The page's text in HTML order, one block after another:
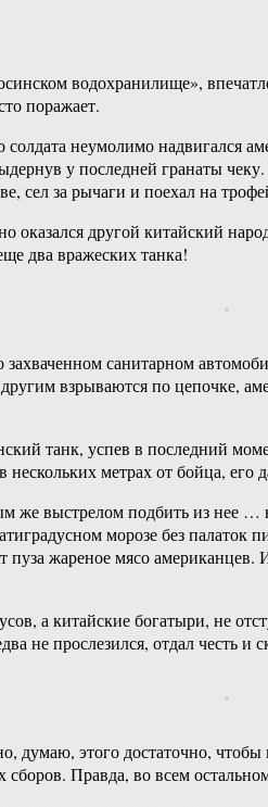
водохранилище»,
поражает.
неумолимо надвигался
у последней гранаты
сел за рычаги и поехал на
оказался другой китайский
два вражеских танка!
санитарном
взрываются по цепочке,
танк, успев в последний
метрах от бойца,
выстрелом подбить из нее
морозе без
жареное мясо американцев.
а китайские богатыри, не
не прослезился, отдал честь
этого достаточно,
сборов. Правда, во всем